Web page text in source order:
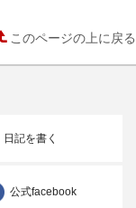
このページの上に戻る
日記を書く
公式facebook